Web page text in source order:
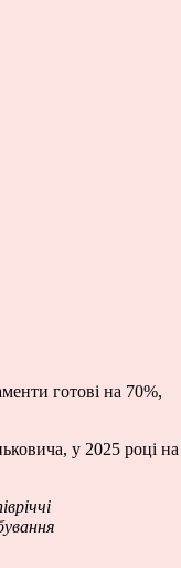
готові на 70%,
у 2025 році на